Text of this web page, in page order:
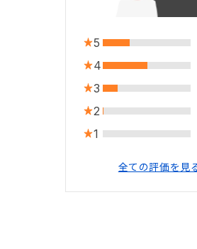
5
4
3
2
1
全ての評価を見